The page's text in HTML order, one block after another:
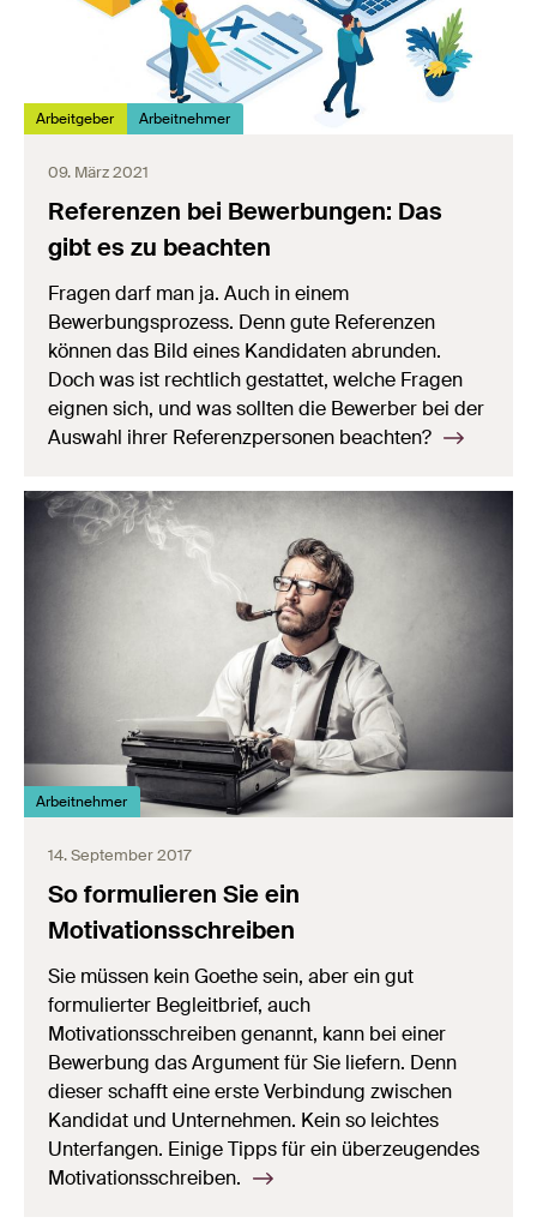
Arbeitgeber Arbeitnehmer
09. März 2021
Referenzen bei Bewerbungen: Das
gibt es zu beachten
Fragen darf man ja. Auch in einem
Bewerbungsprozess. Denn gute Referenzen
können das Bild eines Kandidaten abrunden.
Doch was ist rechtlich gestattet, welche Fragen
eignen sich, und was sollten die Bewerber bei der
Auswahl ihrer Referenzpersonen beachten?
Arbeitnehmer
14. September 2017
So formulieren Sie ein
Motivationsschreiben
Sie müssen kein Goethe sein, aber ein gut
formulierter Begleitbrief, auch
Motivationsschreiben genannt, kann bei einer
Bewerbung das Argument für Sie liefern. Denn
dieser schafft eine erste Verbindung zwischen
Kandidat und Unternehmen. Kein so leichtes
Unterfangen. Einige Tipps für ein überzeugendes
Motivationsschreiben.